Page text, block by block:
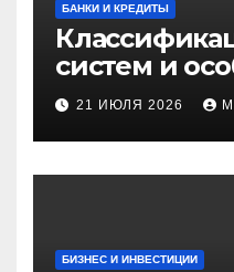
БАНКИ И КРЕДИТЫ
систем и
установки
21 ИЮЛЯ 2026
БИЗНЕС И ИНВЕСТИЦИИ